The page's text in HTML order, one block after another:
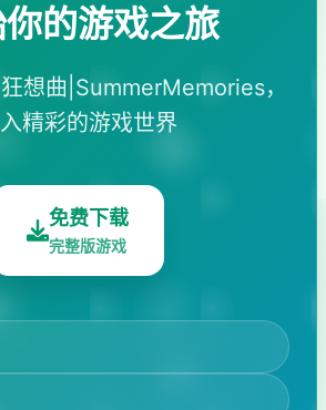
的游戏之旅
想曲|SummerMemories，
精彩的游戏世界
免费下载
完整版游戏